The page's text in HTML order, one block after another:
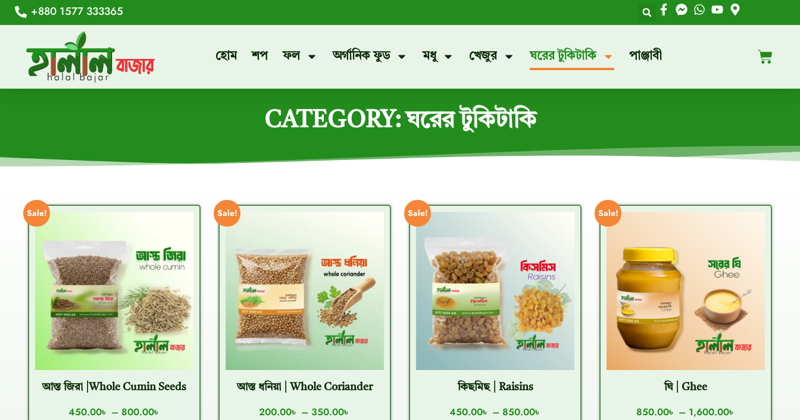
+880 1577 333365
হোম শপ ফল অর্গানিক ফুড মধু খেজুর ঘরের টুকিটাকি পাঞ্জাবী
CATEGORY: ঘরের টুকিটাকি
Sale!
আস্ত জিরা |Whole Cumin Seeds
450.00৳ – 800.00৳
Sale!
আস্ত ধনিয়া | Whole Coriander
200.00৳ – 350.00৳
Sale!
কিছমিছ | Raisins
450.00৳ – 850.00৳
Sale!
ঘি | Ghee
850.00৳ – 1,600.00৳